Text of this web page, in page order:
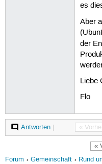
es
Aber
der
Liebe
Flo
«
Antworten|
«
Forum Gemeinschaft Rund